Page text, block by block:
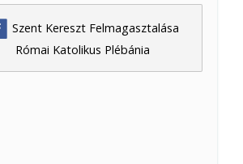
Szent Kereszt Felmagasztalása
Római Katolikus Plébánia